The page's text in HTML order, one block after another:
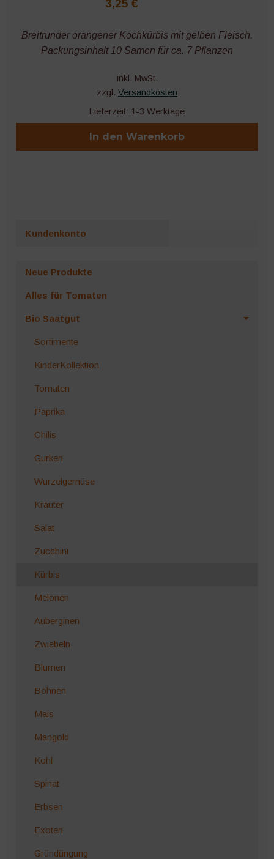
3,25 €
Breitrunder orangener Kochkürbis mit gelben Fleisch.
Packungsinhalt 10 Samen für ca. 7 Pflanzen
inkl. MwSt.
zzgl. Versandkosten
Lieferzeit: 1-3 Werktage
In den Warenkorb
Kundenkonto
Neue Produkte
Alles für Tomaten
Bio Saatgut
Sortimente
KinderKollektion
Tomaten
Paprika
Chilis
Gurken
Wurzelgemüse
Kräuter
Salat
Zucchini
Kürbis
Melonen
Auberginen
Zwiebeln
Blumen
Bohnen
Mais
Mangold
Kohl
Spinat
Erbsen
Exoten
Gründüngung